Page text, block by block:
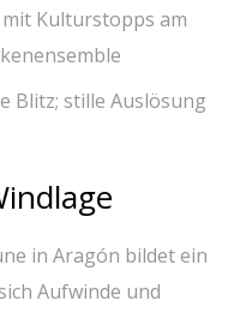
Kulturstopps am
Blitz; stille Auslösung
in Aragón bildet ein
Aufwinde und